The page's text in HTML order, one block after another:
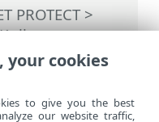
PROTECT>
>
için ESET
işlemi
your cookies
to give you the best
our website traffic,